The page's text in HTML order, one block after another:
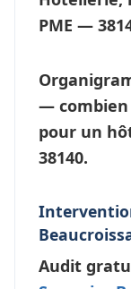
PME —
— combien
pour un
38140.
Audit